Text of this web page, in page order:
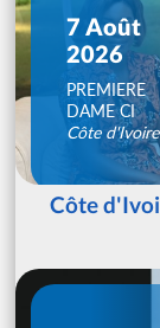
7 Août
2026
PREMIERE
DAME CI
Côte d'Ivoire
Côte